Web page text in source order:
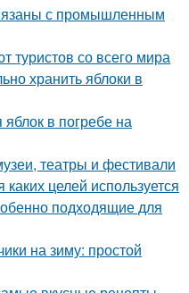
с промышленным
туристов со всего мира
хранить яблоки в
в погребе на
театры и фестивали
целей используется
подходящие для
на зиму: простой